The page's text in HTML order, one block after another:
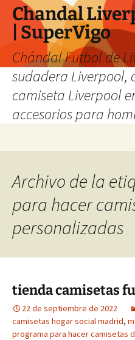
Chandal
| SuperVigo
Chándal Futbol de
sudadera Liverpool,
camiseta Liverpool
accesorios para
Archivo de la
para hacer
personalizadas
tienda camisetas
22 de septiembre de 2022
camisetas hogar social madrid,
programa para hacer camisetas